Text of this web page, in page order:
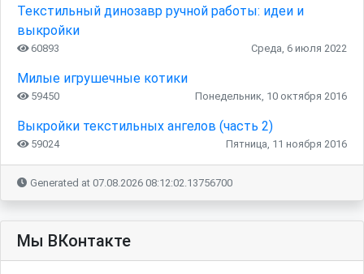
Текстильный динозавр ручной работы: идеи и
выкройки
60893 Среда, 6 июля 2022
Милые игрушечные котики
59450 Понедельник, 10 октября 2016
Выкройки текстильных ангелов (часть 2)
59024 Пятница, 11 ноября 2016
Generated at 07.08.2026 08:12:02.13756700
Мы ВКонтакте